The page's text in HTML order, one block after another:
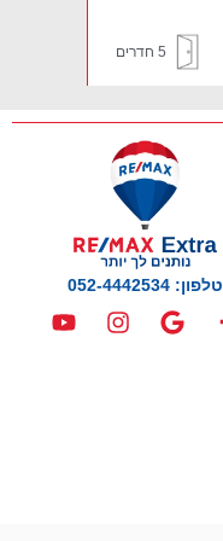
טלפון: 052-4442534